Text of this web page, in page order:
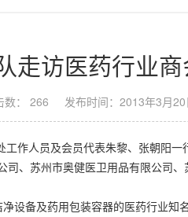
走访医药行业
数： 266 发布时间：2013年3月20
人员及会员代表朱黎、张朝阳一
、苏州市奥健医卫用品有限公司
备及药用包装容器的医药行业知